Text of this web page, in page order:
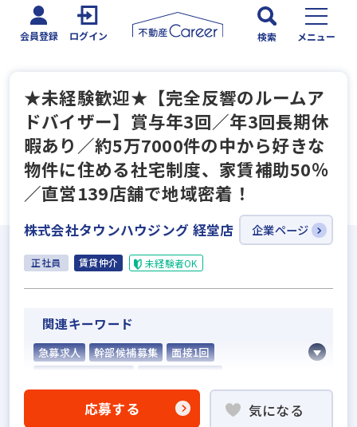
会員登録 ログイン 検索 メニュー
★未経験歓迎★【完全反響のルームア
ドバイザー】賞与年3回／年3回長期休
暇あり／約5万7000件の中から好きな
物件に住める社宅制度、家賃補助50％
／直営139店舗で地域密着！
株式会社タウンハウジング 経堂店 企業ページ
正社員 賃貸仲介 未経験者OK
関連キーワード
急募求人 幹部候補募集
面接1回
不動産売買仲介経験者歓迎
応募する 気になる